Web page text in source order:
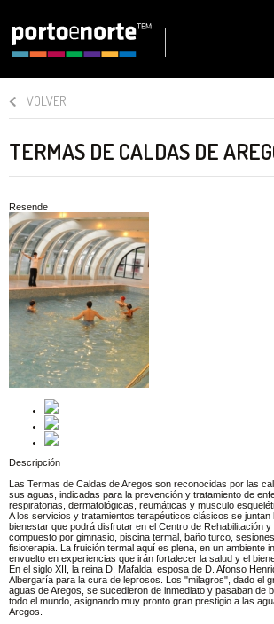
VOLVER
TERMAS DE CALDAS DE
Resende
Descripción
Las Termas de Caldas de Aregos son reconocidas por las
sus aguas, indicadas para la prevención y tratamiento de
respiratorias, dermatológicas, reumáticas y musculo
A los servicios y tratamientos terapéuticos clásicos se
bienestar que podrá disfrutar en el Centro de Rehabilitación y
compuesto por gimnasio, piscina termal, baño turco,
fisioterapia. La fruición termal aquí es plena, en un ambiente
envuelto en experiencias que irán fortalecer la salud y el
En el siglo XII, la reina D. Mafalda, esposa de D. Afonso
Albergaría para la cura de leprosos. Los "milagros", dado el
aguas de Aregos, se sucedieron de inmediato y pasaban de
todo el mundo, asignando muy pronto gran prestigio a las
Aregos.